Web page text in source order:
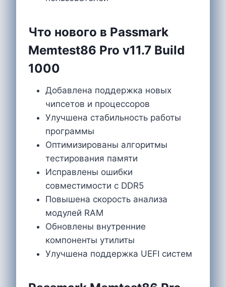
Что нового в Passmark
Memtest86 Pro v11.7 Build
1000
Добавлена поддержка новых
чипсетов и процессоров
Улучшена стабильность работы
программы
Оптимизированы алгоритмы
тестирования памяти
Исправлены ошибки
совместимости с DDR5
Повышена скорость анализа
модулей RAM
Обновлены внутренние
компоненты утилиты
Улучшена поддержка UEFI систем